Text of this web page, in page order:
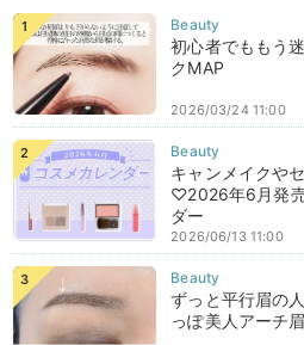
初心者でももう
クMAP
2026/03/24 11:00
キャンメイクや
♡2026年6月発
ダー
2026/06/13 11:00
ずっと平行眉の
っぽ美人アーチ